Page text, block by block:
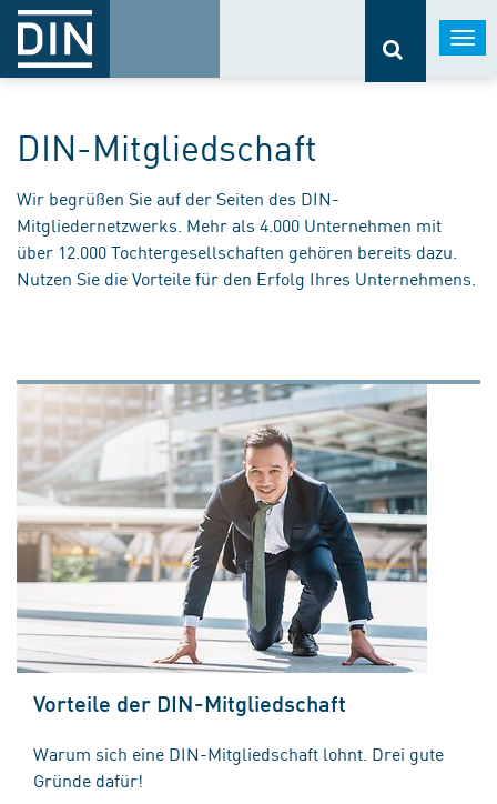
DIN-Mitgliedschaft
Wir begrüßen Sie auf der Seiten des DIN-
Mitgliedernetzwerks. Mehr als 4.000 Unternehmen mit
über 12.000 Tochtergesellschaften gehören bereits dazu.
Nutzen Sie die Vorteile für den Erfolg Ihres Unternehmens.
Vorteile der DIN-Mitgliedschaft
Warum sich eine DIN-Mitgliedschaft lohnt. Drei gute
Gründe dafür!